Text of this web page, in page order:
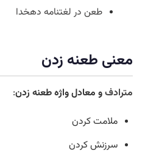
طعن در لغتنامه دهخدا
معنی طعنه زدن
مترادفو معادل واژه طعنه زدن:
ملامت کردن
سرزنش کردن